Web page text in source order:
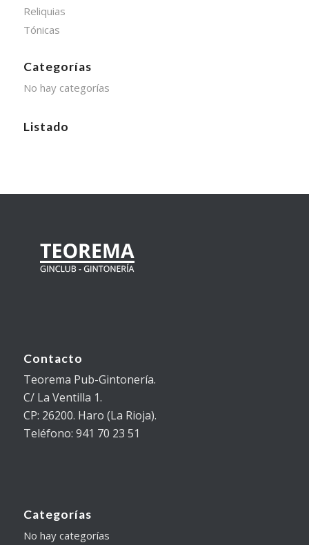
Reliquias
Tónicas
Categorías
No hay categorías
Listado
Contacto
Teorema Pub-Gintonería.
C/ La Ventilla 1.
CP: 26200. Haro (La Rioja).
Teléfono: 941 70 23 51
Categorías
No hay categorías